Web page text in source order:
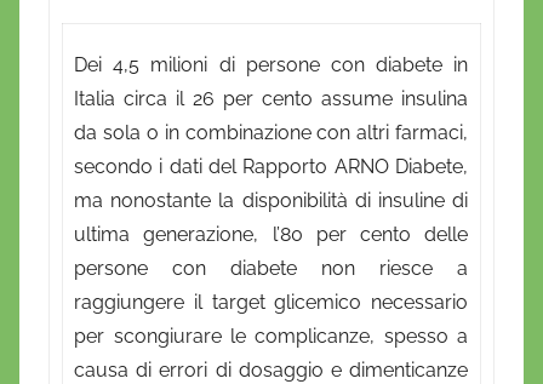
i
e
l
a
D
'
O
n
o
Dei 4,5 milioni di persone con diabete in
Italia circa il 26 per cento assume insulina
da sola o in combinazione con altri farmaci,
secondo i dati del Rapporto ARNO Diabete,
ma nonostante la disponibilità di insuline di
ultima generazione, l’80 per cento delle
persone con diabete non riesce a
raggiungere il target glicemico necessario
per scongiurare le complicanze, spesso a
causa di errori di dosaggio e dimenticanze